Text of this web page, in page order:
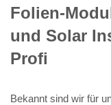
Folien-
und Solar
Profi
Bekannt sind wir für